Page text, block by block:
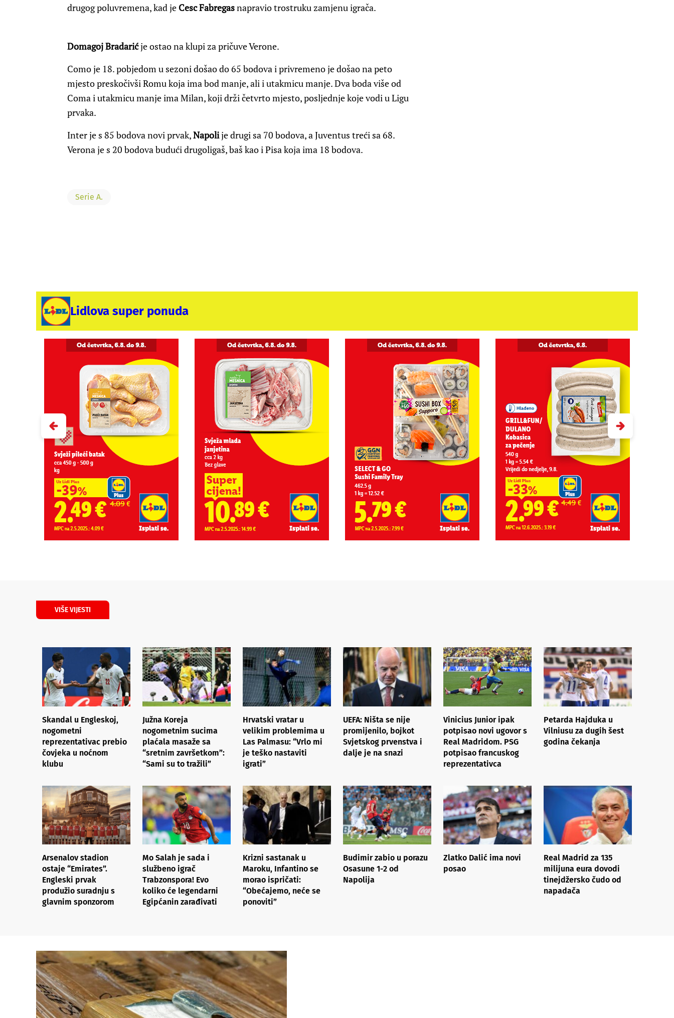
drugog poluvremena, kad je Cesc Fabregasnapravio trostruku zamjenu igrača.
Domagoj Bradarićje ostao na klupi za pričuve Verone.
Como je 18. pobjedom u sezoni došao do 65 bodova i privremeno je došao na peto
mjesto preskočivši Romu koja ima bod manje, ali i utakmicu manje. Dva boda više od
Coma i utakmicu manje ima Milan, koji drži četvrto mjesto, posljednje koje vodi u Ligu
prvaka.
Inter je s 85 bodova novi prvak,Napolije drugi sa 70 bodova, a Juventus treći sa 68.
Verona je s 20 bodova budući drugoligaš, baš kao i Pisa koja ima 18 bodova.
Serie A.
Lidlova super ponuda
VIŠE VIJESTI
Skandal u Engleskoj,
nogometni
reprezentativac prebio
čovjeka u noćnom
klubu
Južna Koreja
nogometnim sucima
plaćala masaže sa
“sretnim završetkom”:
“Sami su to tražili”
Hrvatski vratar u
velikim problemima u
Las Palmasu: “Vrlo mi
je teško nastaviti
igrati”
UEFA: Ništa se nije
promijenilo, bojkot
Svjetskog prvenstva i
dalje je na snazi
Vinicius Junior ipak
potpisao novi ugovor s
Real Madridom. PSG
potpisao francuskog
reprezentativca
Petarda Hajduka u
Vilniusu za dugih šest
godina čekanja
Arsenalov stadion
ostaje “Emirates”.
Engleski prvak
produžio suradnju s
glavnim sponzorom
Mo Salah je sada i
službeno igrač
Trabzonspora! Evo
koliko će legendarni
Egipćanin zarađivati
Krizni sastanak u
Maroku, Infantino se
morao ispričati:
“Obećajemo, neće se
ponoviti”
Budimir zabio u porazu
Osasune 1-2 od
Napolija
Zlatko Dalić ima novi
posao
Real Madrid za 135
milijuna eura dovodi
tinejdžersko čudo od
napadača